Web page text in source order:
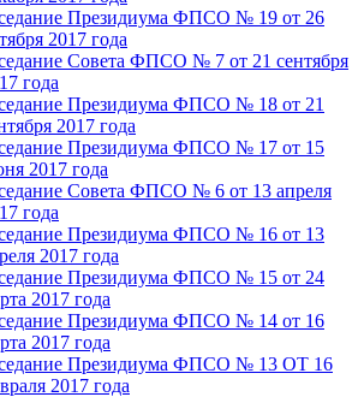
Президиума ФПСО № 19 от 26
2017 года
Совета ФПСО № 7 от 21 сентября
года
Президиума ФПСО № 18 от 21
2017 года
Президиума ФПСО № 17 от 15
2017 года
Совета ФПСО № 6 от 13 апреля
года
Президиума ФПСО № 16 от 13
2017 года
Президиума ФПСО № 15 от 24
2017 года
Президиума ФПСО № 14 от 16
2017 года
Президиума ФПСО № 13 ОТ 16
2017 года